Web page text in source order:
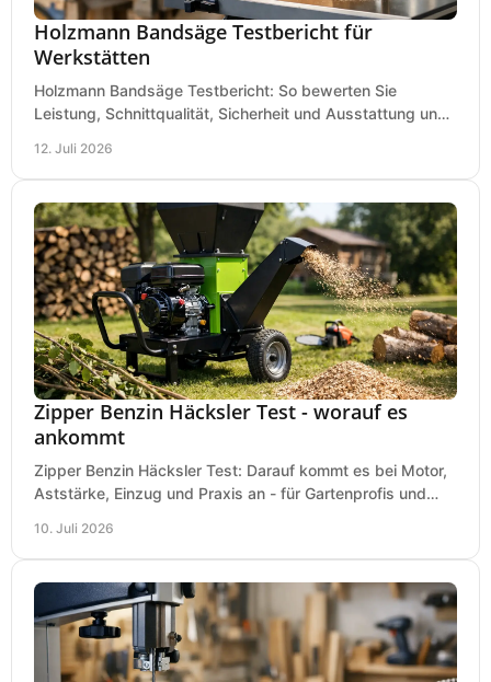
Holzmann Bandsäge Testbericht für
Werkstätten
Holzmann Bandsäge Testbericht: So bewerten Sie
Leistung, Schnittqualität, Sicherheit und Ausstattung und
12. Juli 2026
Zipper Benzin Häcksler Test - worauf es
ankommt
Zipper Benzin Häcksler Test: Darauf kommt es bei Motor,
Aststärke, Einzug und Praxis an - für Gartenprofis und
10. Juli 2026